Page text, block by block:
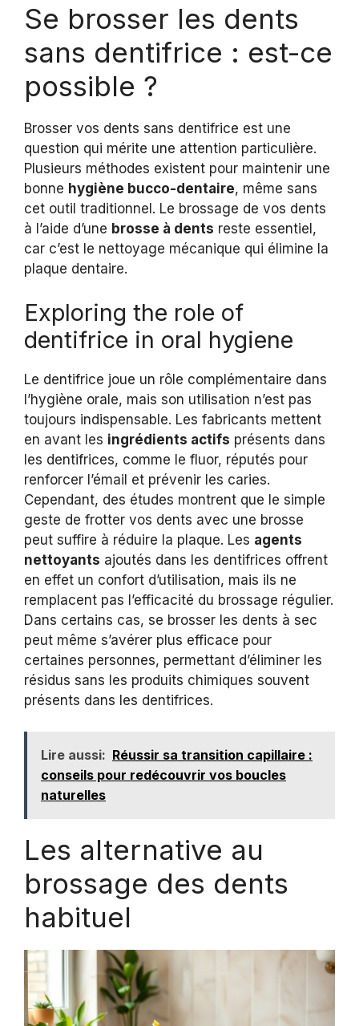
Se brosser les dents
sans dentifrice : est-ce
possible ?
Brosser vos dents sans dentifrice est une
question qui mérite une attention particulière.
Plusieurs méthodes existent pour maintenir une
bonne hygiène bucco-dentaire, même sans
cet outil traditionnel. Le brossage de vos dents
à l’aide d’une brosse à dents reste essentiel,
car c’est le nettoyage mécanique qui élimine la
plaque dentaire.
Exploring the role of
dentifrice in oral hygiene
Le dentifrice joue un rôle complémentaire dans
l’hygiène orale, mais son utilisation n’est pas
toujours indispensable. Les fabricants mettent
en avant les ingrédients actifs présents dans
les dentifrices, comme le fluor, réputés pour
renforcer l’émail et prévenir les caries.
Cependant, des études montrent que le simple
geste de frotter vos dents avec une brosse
peut suffire à réduire la plaque. Les agents
nettoyants ajoutés dans les dentifrices offrent
en effet un confort d’utilisation, mais ils ne
remplacent pas l’efficacité du brossage régulier.
Dans certains cas, se brosser les dents à sec
peut même s’avérer plus efficace pour
certaines personnes, permettant d’éliminer les
résidus sans les produits chimiques souvent
présents dans les dentifrices.
Lire aussi: Réussir sa transition capillaire :
conseils pour redécouvrir vos boucles
naturelles
Les alternative au
brossage des dents
habituel